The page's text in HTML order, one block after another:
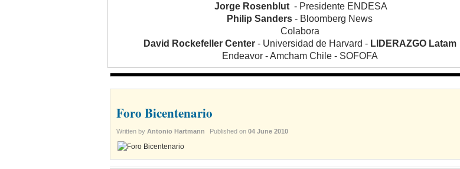
Jorge Rosenblut - Presidente ENDESA
Philip Sanders- Bloomberg News
Colabora
David Rockefeller Center- Universidad de Harvard -LIDERAZGO Latam
Endeavor - Amcham Chile - SOFOFA
Foro Bicentenario
Written by Antonio Hartmann Published on 04 June 2010